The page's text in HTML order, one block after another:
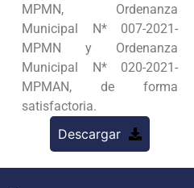
MPMN, Ordenanza
Municipal N* 007-2021-
MPMN y Ordenanza
Municipal N* 020-2021-
MPMAN, de forma
satisfactoria.
Descargar